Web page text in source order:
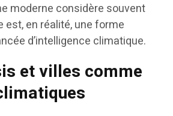
moderne considère souvent
est, en réalité, une forme
d’intelligence climatique.
et villes comme